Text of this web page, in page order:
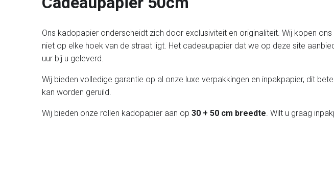
Ons kadopapier onderscheidt zich door exclusiviteit en originaliteit. Wij kopen
niet op elke hoek van de straat ligt. Het cadeaupapier dat we op deze site
uur bij u geleverd.
Wij bieden volledige garantie op al onze luxe verpakkingen en inpakpapier, dit
kan worden geruild.
Wij bieden onze rollen kadopapier aan op 30 + 50 cm breedte. Wilt u graag